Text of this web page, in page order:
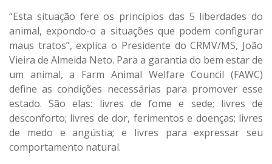
“Esta situação fere os princípios das 5 liberdades do
animal, expondo-o a situações que podem configurar
maus tratos”, explica o Presidente do CRMV/MS, João
Vieira de Almeida Neto. Para a garantia do bem estar de
um animal, a Farm Animal Welfare Council (FAWC)
define as condições necessárias para promover esse
estado. São elas: livres de fome e sede; livres de
desconforto; livres de dor, ferimentos e doenças; livres
de medo e angústia; e livres para expressar seu
comportamento natural.